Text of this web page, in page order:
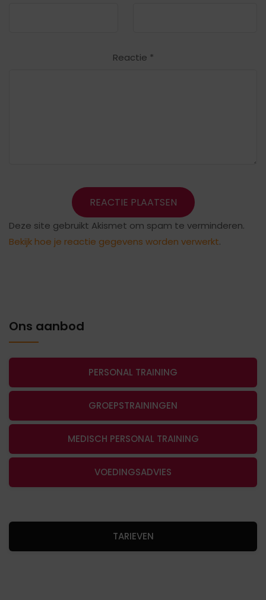
Reactie *
Deze site gebruikt Akismet om spam te verminderen.
Bekijk hoe je reactie gegevens worden verwerkt.
Ons aanbod
PERSONAL TRAINING
GROEPSTRAININGEN
MEDISCH PERSONAL TRAINING
VOEDINGSADVIES
TARIEVEN